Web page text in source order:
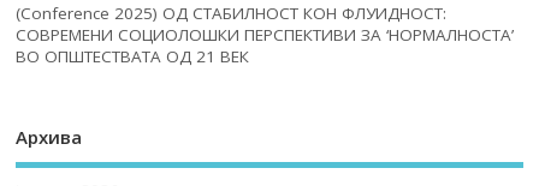
(Conference 2025) ОД СТАБИЛНОСТ КОН ФЛУИДНОСТ:
СОВРЕМЕНИ СОЦИОЛОШКИ ПЕРСПЕКТИВИ ЗА ‘НОРМАЛНОСТА’
ВО ОПШТЕСТВАТА ОД 21 ВЕК
Архива